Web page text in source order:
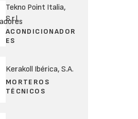
Tekno Point Italia,
S.r.l.
ACONDICIONADOR
ES
Kerakoll Ibérica, S.A.
MORTEROS
TÉCNICOS